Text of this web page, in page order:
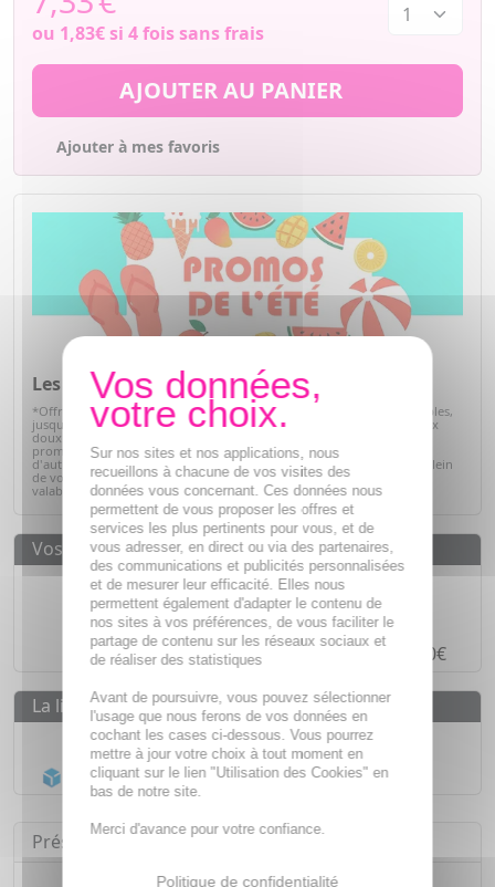
ou 1,83€si 4 fois sans frais
AJOUTER AU PANIER
Ajouter à mes favoris
Les promos de l'été*
*Offre valables sur articles signalés, dans la limite des stocks disponibles,
jusqu'au 31/08/2026. Profitez de l'été pour prendre soin de vous à prix
doux. Retrouvez une sélection de produits de parapharmacie en
promotion : soins solaires, hydratation, bien-être, hygiène et bien
d'autres essentiels du quotidien. C'est le moment idéal pour faire le plein
de vos produits préférés tout en réalisant de belles économies. Offre
valable dans la limite des stocks disponibles. Voir la sélection
Vos avantages
Des prixIMBATTABLES
Paiement en ligneSÉCURISÉ
Paiement en4 fois sans frais à partir de 30€
La livraison
Livraison gratuite dès55€
Acheminement Chronoposten 24h*
Présentation
Sur nos sites et nos applications, nous
recueillons à chacune de vos visites des
données vous concernant. Ces données nous
permettent de vous proposer les offres et
services les plus pertinents pour vous, et de
vous adresser, en direct ou via des partenaires,
des communications et publicités personnalisées
et de mesurer leur efficacité. Elles nous
permettent également d'adapter le contenu de
nos sites à vos préférences, de vous faciliter le
partage de contenu sur les réseaux sociaux et
de réaliser des statistiques
Avant de poursuivre, vous pouvez sélectionner
l'usage que nous ferons de vos données en
cochant les cases ci-dessous. Vous pourrez
mettre à jour votre choix à tout moment en
cliquant sur le lien "Utilisation des Cookies" en
bas de notre site.
Merci d'avance pour votre confiance.
Politique de confidentialité